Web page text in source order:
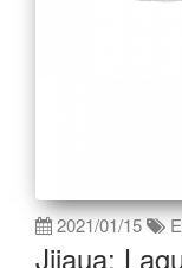
2021/01/15
Jijaua: